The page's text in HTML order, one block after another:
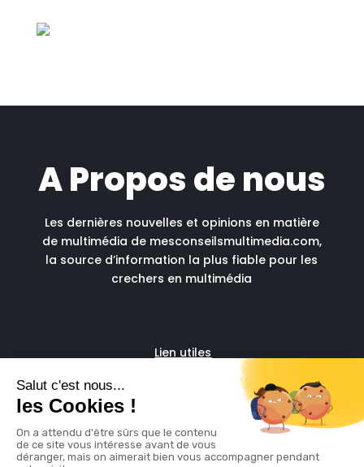
A Propos de nous
Les dernières nouvelles et opinions en matière
de multimédia de mesconseilsmultimedia.com,
la source d’information la plus fiable pour les
crechers en multimédia
Lien utiles
Fascia run
Support administratif pour
freelances